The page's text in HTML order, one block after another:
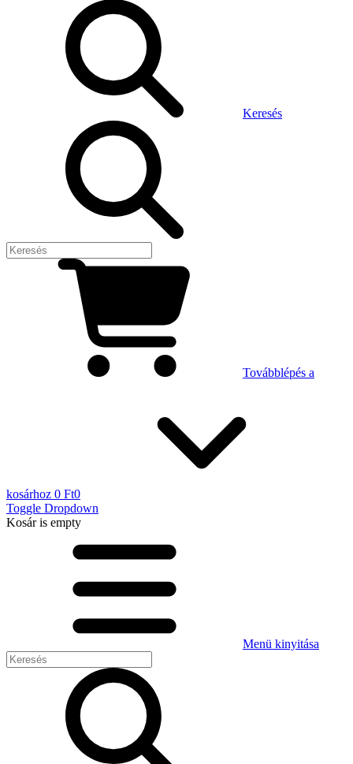
Keresés
Továbblépés a
kosárhoz 0 Ft0
Toggle Dropdown
Kosáris empty
Menü kinyitása